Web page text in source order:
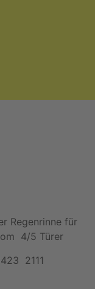
Regenrinne für
4/5 Türer
2111